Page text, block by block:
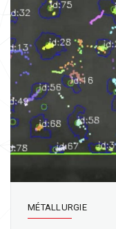
MÉTALLURGIE